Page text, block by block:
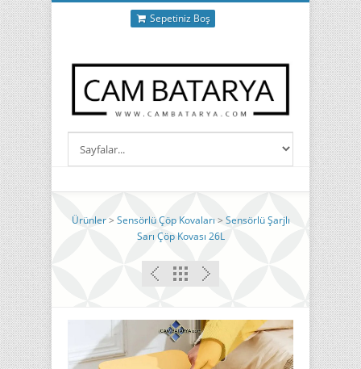
Sepetiniz Boş
Ürünler> Sensörlü Çöp Kovaları > Sensörlü Şarjlı
Sarı Çöp Kovası 26L